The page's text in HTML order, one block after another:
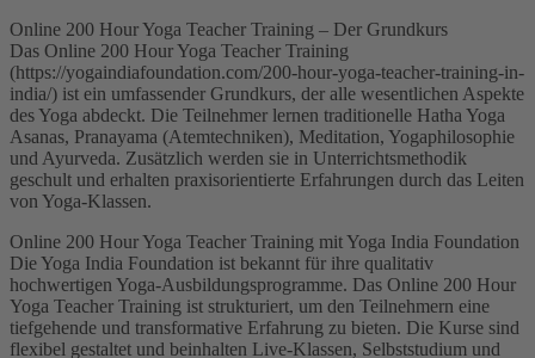
Online 200 Hour Yoga Teacher Training – Der Grundkurs
Das Online 200 Hour Yoga Teacher Training
(https://yogaindiafoundation.com/200-hour-yoga-teacher-training-in-
india/) ist ein umfassender Grundkurs, der alle wesentlichen Aspekte
des Yoga abdeckt. Die Teilnehmer lernen traditionelle Hatha Yoga
Asanas, Pranayama (Atemtechniken), Meditation, Yogaphilosophie
und Ayurveda. Zusätzlich werden sie in Unterrichtsmethodik
geschult und erhalten praxisorientierte Erfahrungen durch das Leiten
von Yoga-Klassen.
Online 200 Hour Yoga Teacher Training mit Yoga India Foundation
Die Yoga India Foundation ist bekannt für ihre qualitativ
hochwertigen Yoga-Ausbildungsprogramme. Das Online 200 Hour
Yoga Teacher Training ist strukturiert, um den Teilnehmern eine
tiefgehende und transformative Erfahrung zu bieten. Die Kurse sind
flexibel gestaltet und beinhalten Live-Klassen, Selbststudium und